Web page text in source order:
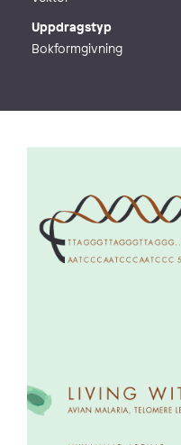
Uppdragstyp
Bokformgivning